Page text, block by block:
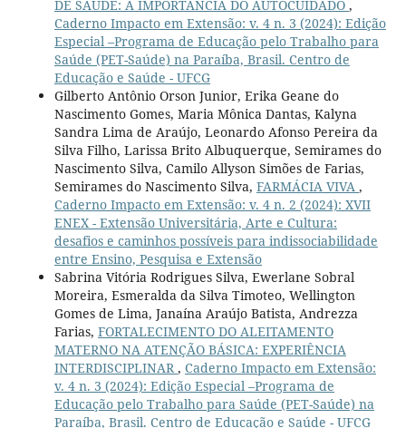
DE SAÚDE: A IMPORTÂNCIA DO AUTOCUIDADO ,
Caderno Impacto em Extensão: v. 4 n. 3 (2024): Edição
Especial –Programa de Educação pelo Trabalho para
Saúde (PET-Saúde) na Paraíba, Brasil. Centro de
Educação e Saúde - UFCG
Gilberto Antônio Orson Junior, Erika Geane do
Nascimento Gomes, Maria Mônica Dantas, Kalyna
Sandra Lima de Araújo, Leonardo Afonso Pereira da
Silva Filho, Larissa Brito Albuquerque, Semirames do
Nascimento Silva, Camilo Allyson Simões de Farias,
Semirames do Nascimento Silva, FARMÁCIA VIVA ,
Caderno Impacto em Extensão: v. 4 n. 2 (2024): XVII
ENEX - Extensão Universitária, Arte e Cultura:
desafios e caminhos possíveis para indissociabilidade
entre Ensino, Pesquisa e Extensão
Sabrina Vitória Rodrigues Silva, Ewerlane Sobral
Moreira, Esmeralda da Silva Timoteo, Wellington
Gomes de Lima, Janaína Araújo Batista, Andrezza
Farias, FORTALECIMENTO DO ALEITAMENTO
MATERNO NA ATENÇÃO BÁSICA: EXPERIÊNCIA
INTERDISCIPLINAR , Caderno Impacto em Extensão:
v. 4 n. 3 (2024): Edição Especial –Programa de
Educação pelo Trabalho para Saúde (PET-Saúde) na
Paraíba, Brasil. Centro de Educação e Saúde - UFCG